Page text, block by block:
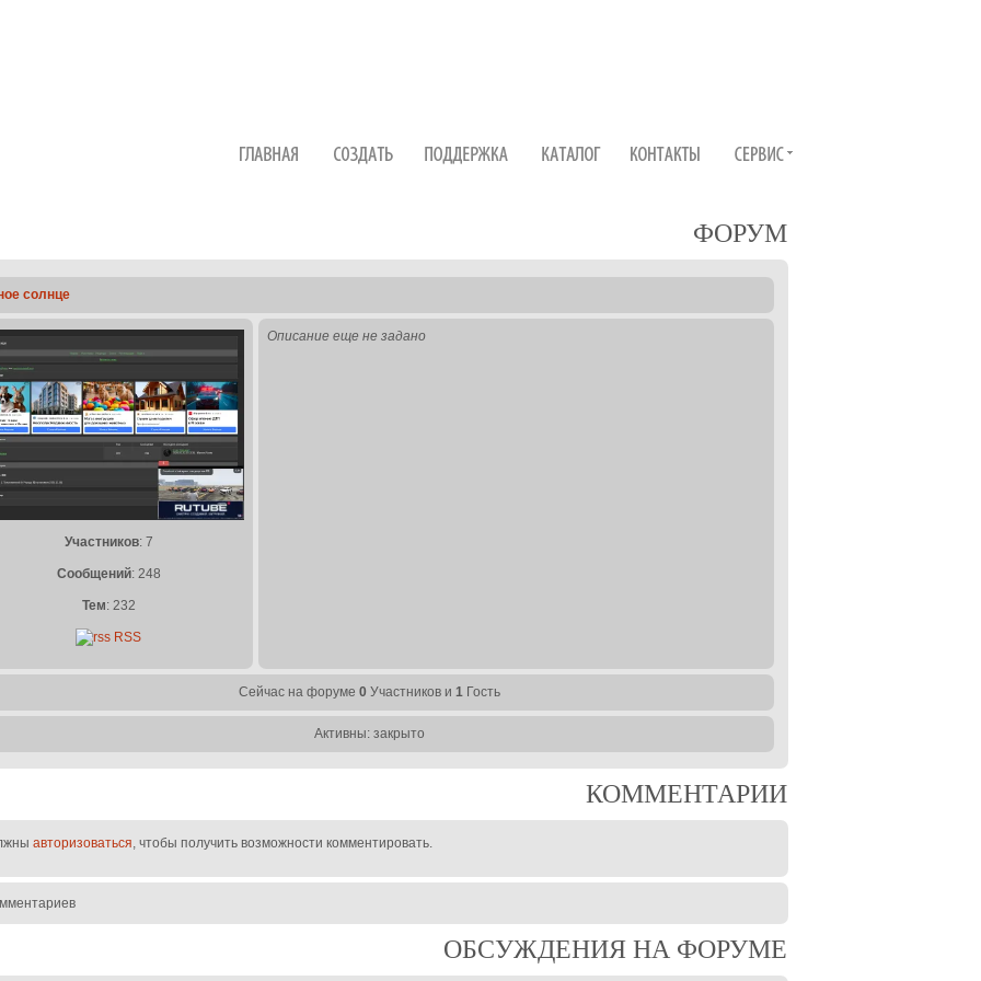
ФОРУМ
солнце
Участников: 7
Сообщений: 248
Тем: 232
RSS
Описание еще не задано
Сейчас на форуме 0 Участников и 1Гость
Активны: закрыто
КОММЕНТАРИИ
авторизоваться, чтобы получить возможности комментировать.
ОБСУЖДЕНИЯ НА ФОРУМЕ